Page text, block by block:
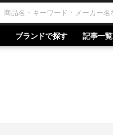
ブランドで探す 記事一覧